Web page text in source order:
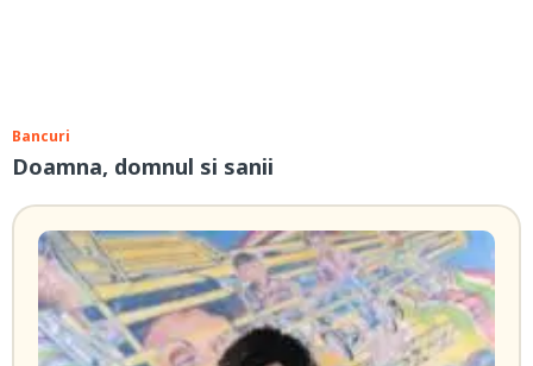
Bancuri
Doamna, domnul si sanii